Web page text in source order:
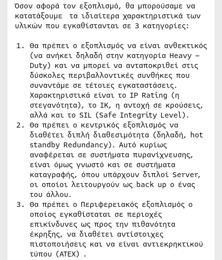
Όσον αφορά τον εξοπλισμό, θα μπορούσαμε να
κατατάξουμε τα ιδιαίτερα χαρακτηριστικά των
υλικών που εγκαθίστανται σε 3 κατηγορίες:
Θα πρέπει ο εξοπλισμός να είναι ανθεκτικός
(να ανήκει δηλαδή στην κατηγορία Heavy –
Duty) και να μπορεί να ανταποκριθεί στις
δύσκολες περιβαλλοντικές συνθήκες που
συναντάμε σε τέτοιες εγκαταστάσεις.
Χαρακτηριστικά είναι το IP Rating (η
στεγανότητα), το IK, η αντοχή σε κρούσεις,
αλλά και το SIL (Safe Integrity Level).
Θα πρέπει o κεντρικός εξοπλισμός να
διαθέτει διπλή διαθεσιμότητα (δηλαδή, hot
standby Redundancy). Αυτό κυρίως
αναφέρεται σε συστήματα πυρανίχνευσης,
είναι όμως γνωστό και σε συστήματα
καταγραφής, όπου υπάρχουν διπλοί Server,
οι οποίοι λειτουργούν ως back up ο ένας
του άλλου.
Θα πρέπει ο Περιφερειακός εξοπλισμός ο
οποίος εγκαθίσταται σε περιοχές
επικίνδυνες ως προς την πιθανότητα
έκρηξης, να διαθέτει αντίστοιχες
πιστοποιήσεις και να είναι αντιεκρηκτικού
τύπου (ATEX) .